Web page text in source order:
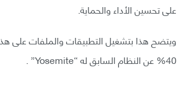
على تحسين الأداء والحماية.
ويتضح هذا بتشغيل التطبيقات والملفات على
40% عن النظام السابق له “Yosemite” .